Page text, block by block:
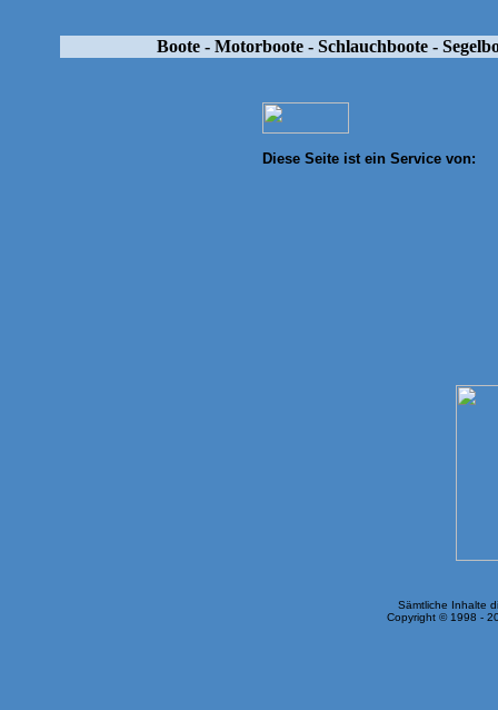
Boote - Motorboote - Schlauchboote -
Diese Seite ist ein Service von:
Sämtliche Inhalte
Copyright © 1998 -